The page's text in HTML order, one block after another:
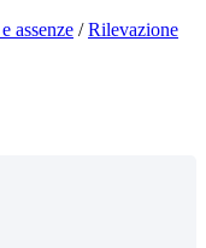
assenze / Rilevazione